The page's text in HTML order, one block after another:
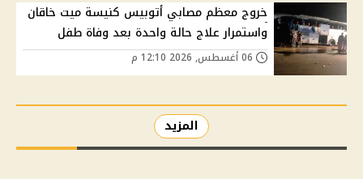
خروج معظم مصابي أتوبيس كنيسة ميت خاقان
واستمرار علاج حالة واحدة بعد وفاة طفل
المزيد